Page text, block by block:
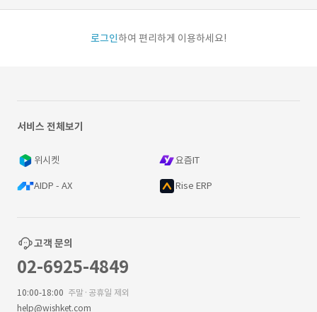
로그인하여 편리하게 이용하세요!
서비스 전체보기
위시켓 요즘IT
AIDP - AX Rise ERP
고객 문의
02-6925-4849
10:00-18:00 주말·공휴일 제외
help@wishket.com